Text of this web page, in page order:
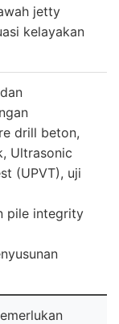
jetty
kelayakan
drill beton,
Ultrasonic
(UPVT), uji
pile integrity